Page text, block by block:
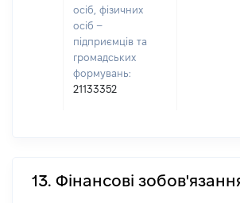
осіб, фізичних
осіб –
підприємців та
громадських
формувань:
21133352
13. Фінансові